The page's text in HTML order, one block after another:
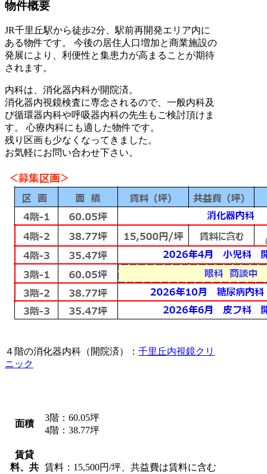
物件概要
JR千里丘駅から徒歩2分、駅前再開発エリア内に
ある物件です。 今後の居住人口増加と商業施設の
発展により、利便性と集患力が高まることが期待
されます。
内科は、消化器内科が開院済。
消化器内視鏡検査に専念されるので、一般内科及
び循環器内科や呼吸器内科の先生もご検討頂けま
す。 心療内科にも適した物件です。
残り区画も少なくなってきました。
お気軽にお問い合わせ下さい。
４階の消化器内科（開院済）： 千里丘内視鏡クリ
ニック
面積
3階：60.05坪
4階：38.77坪
賃貸
料、共 賃料：15,500円/坪、共益費は賃料に含む